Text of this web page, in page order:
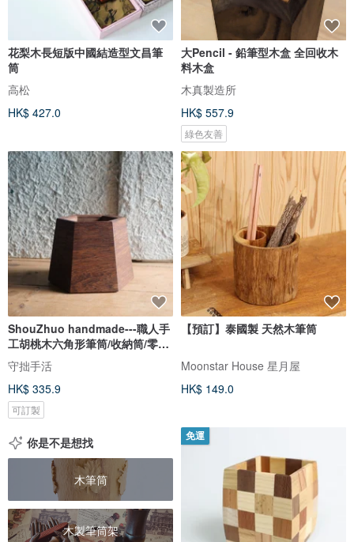
花梨木長短版中國結造型文昌筆
筒
高松
HK$ 427.0
大Pencil - 鉛筆型木盒 全回收木
料木盒
木真製造所
HK$ 557.9
綠色友善
ShouZhuo handmade---職人手
工胡桃木六角形筆筒/收納筒/零錢
桶
守拙手活
HK$ 335.9
可訂製
【預訂】泰國製 天然木筆筒
Moonstar House 星月屋
HK$ 149.0
你是不是想找
木筆筒
木製筆筒架
免運